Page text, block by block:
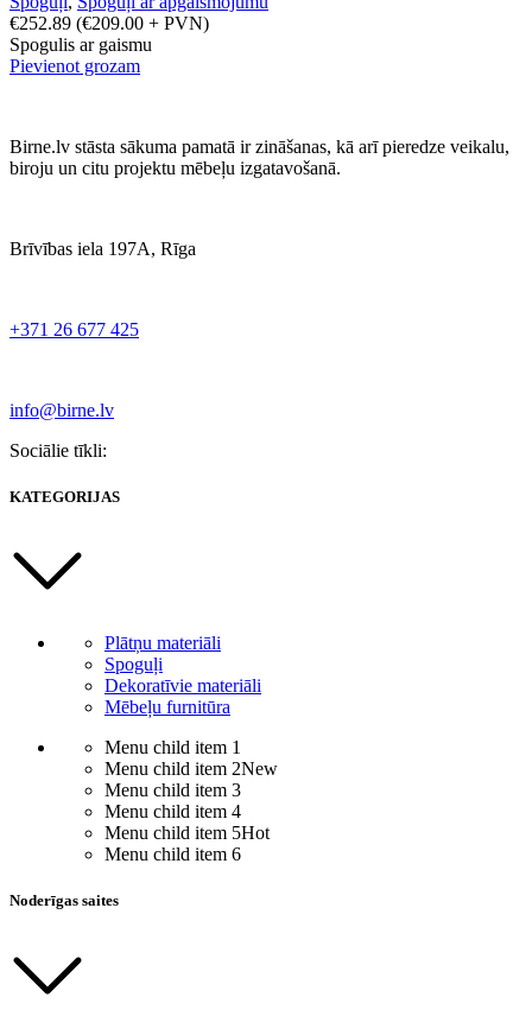
€252.89 (€209.00 + PVN)
Spogulis ar gaismu
Pievienot grozam
Birne.lv stāsta sākuma pamatā ir zināšanas, kā arī pieredze veikalu,
biroju un citu projektu mēbeļu izgatavošanā.
Brīvības iela 197A, Rīga
+371 26 677 425
info@birne.lv
Sociālie tīkli:
KATEGORIJAS
Plātņu materiāli
Spoguļi
Dekoratīvie materiāli
Mēbeļu furnitūra
Menu child item 1
Menu child item 2New
Menu child item 3
Menu child item 4
Menu child item 5Hot
Menu child item 6
Noderīgas saites